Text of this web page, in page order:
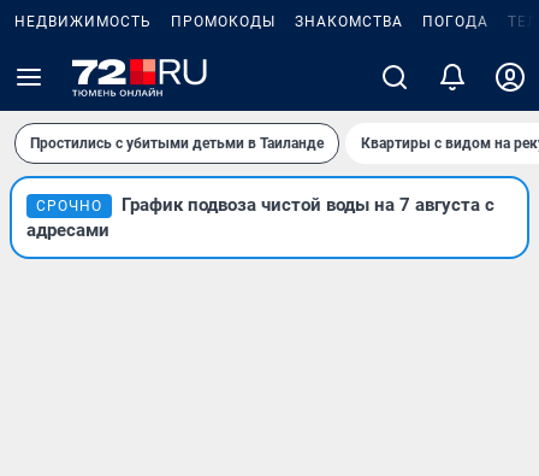
НЕДВИЖИМОСТЬ ПРОМОКОДЫ ЗНАКОМСТВА ПОГОДА
Простились с убитыми детьми в Таиланде Квартиры с видом на
СРОЧНО
График подвоза чистой воды на 7 августа с
адресами